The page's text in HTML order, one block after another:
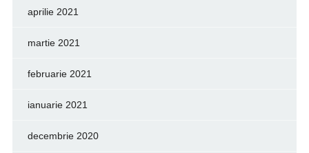
aprilie 2021
martie 2021
februarie 2021
ianuarie 2021
decembrie 2020